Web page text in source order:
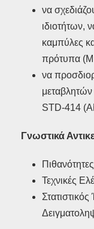
να
ιδιοτήτων,
καμπύλες
πρότυπα
να
STD-414
Γνωστικά
Τεχνικές